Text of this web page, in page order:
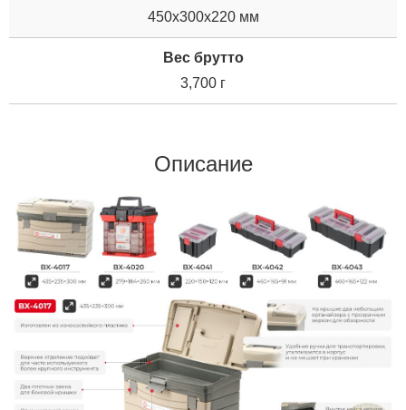
450x300x220 мм
Вес брутто
3,700 г
Описание